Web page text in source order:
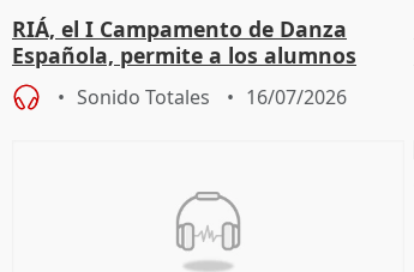
RIÁ, el I Campamento de Danza
Española, permite a los alumnos
"sacar su talento a flor de piel"
Sonido Totales 16/07/2026